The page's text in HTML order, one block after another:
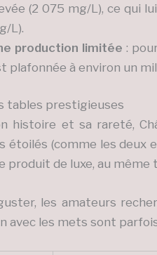
(2 075 mg/L), ce qui
L).
production limitée :
plafonnée à environ un
tables prestigieuses
histoire et sa rareté,
étoilés (comme les deux
produit de luxe, au même
les amateurs
avec les mets sont